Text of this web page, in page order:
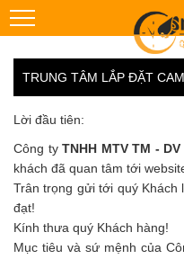
TRUNG TÂM LẮP ĐẶT
Lời đầu tiên:
Công ty TNHH MTV TM - DV
khách đã quan tâm tới
Trân trọng gửi tới quý Khách
đạt!
Kính thưa quý Khách hàng!
Mục tiêu và sứ mệnh của